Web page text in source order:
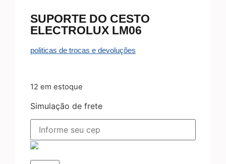
SUPORTE DO CESTO
ELECTROLUX LM06
politicas de trocas e devoluções
12 em estoque
Simulação de frete